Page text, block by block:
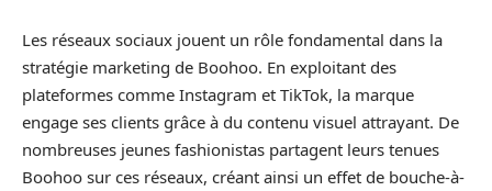
Les réseaux sociaux jouent un rôle fondamental dans la
stratégie marketing de Boohoo. En exploitant des
plateformes comme Instagram et TikTok, la marque
engage ses clients grâce à du contenu visuel attrayant. De
nombreuses jeunes fashionistas partagent leurs tenues
Boohoo sur ces réseaux, créant ainsi un effet de bouche-à-